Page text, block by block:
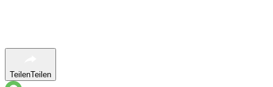
TeilenTeilen